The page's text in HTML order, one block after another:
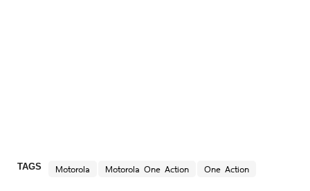
TAGS Motorola Motorola One Action One Action